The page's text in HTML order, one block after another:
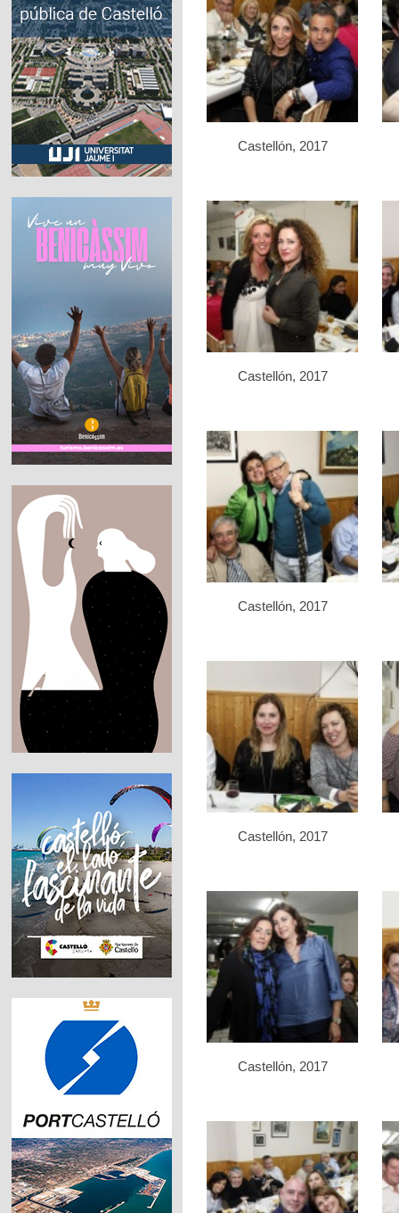
Castellón, 2017
Castellón, 2017
Castellón, 2017
Castellón, 2017
Castellón, 2017